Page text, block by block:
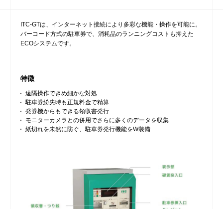
ITC-GTは、インターネット接続により多彩な機能・操作を可能に。
バーコード方式の駐車券で、消耗品のランニングコストも抑えた
ECOシステムです。
特徴
遠隔操作できめ細かな対処
駐車券紛失時も正規料金で精算
発券機からもできる領収書発行
モニターカメラとの併用でさらに多くのデータを収集
紙切れを未然に防ぐ、駐車券発行機能をW装備